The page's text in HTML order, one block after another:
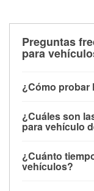
Preguntas
para
¿Cómo probar
maneras. El
multímetro: con
voltaje: una
cargada
¿Cuáles son
para vehículo
advertencia. Un
tenues,
¿Cuánto
vehículos?